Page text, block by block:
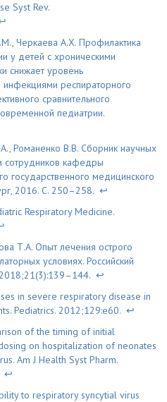
Syst Rev.
Черкаева А.Х. Профилактика
у детей с хроническими
снижает уровень
респираторного
сравнительного
педиатрии.
Романенко В.В. Сборник научных
сотрудников кафедры
государственного медицинского
2016. С. 250–258. ↩
Respiratory Medicine.
Т.А. Опыт лечения острого
условиях. Российский
↩
in severe respiratory disease in
Pediatrics. 2012;129:e60. ↩
of the timing of initial
on hospitalization of neonates
Am J Health Syst Pharm.
↩
to respiratory syncytial virus